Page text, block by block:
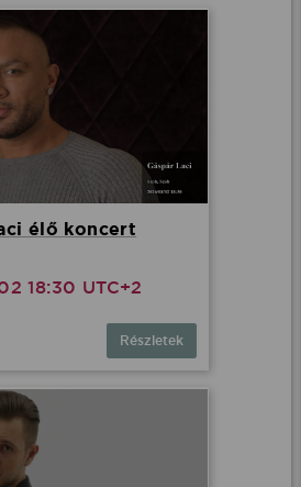
élő koncert
18:30 UTC+2
Részletek